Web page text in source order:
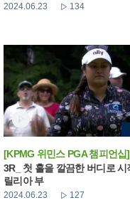
2024.06.23 134
[KPMG 위민스 PGA 챔피언십]
3R_ 첫 홀을 깔끔한 버디로 시
릴리아 부
2024.06.23 127